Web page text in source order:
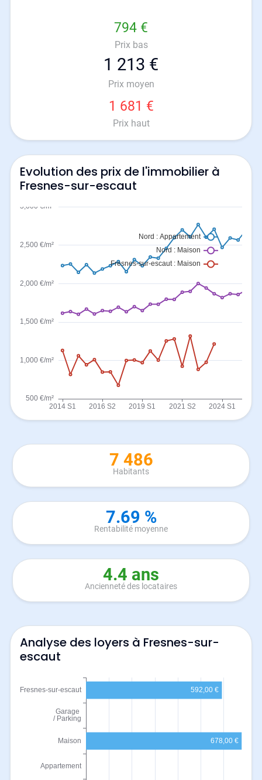
794 €
Prix bas
1 213 €
Prix moyen
1 681 €
Prix haut
Evolution des prix de l'immobilier à
Fresnes-sur-escaut
7 486
Habitants
7.69 %
Rentabilité moyenne
4.4 ans
Ancienneté des locataires
Analyse des loyers à Fresnes-sur-
escaut